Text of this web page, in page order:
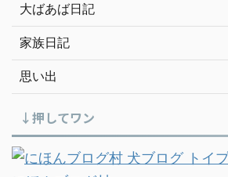
大ばあば日記
家族日記
思い出
↓押してワン